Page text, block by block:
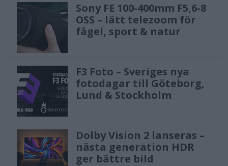
Sony FE 100-400mm F5,6-8
OSS – lätt telezoom för
fågel, sport & natur
F3 Foto – Sveriges nya
fotodagar till Göteborg,
Lund & Stockholm
Dolby Vision 2 lanseras –
nästa generation HDR
ger bättre bild